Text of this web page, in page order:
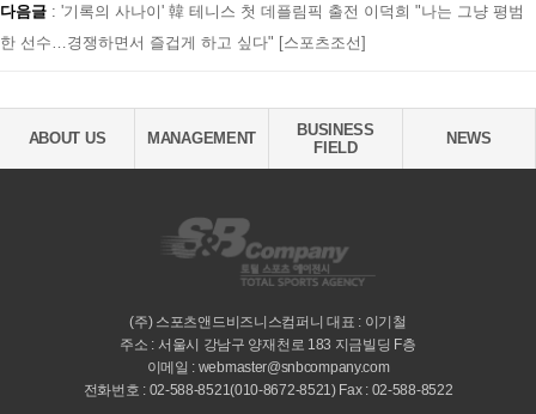
다음글 : '기록의 사나이' 韓 테니스 첫 데플림픽 출전 이덕희 "나는 그냥 평범
한 선수…경쟁하면서 즐겁게 하고 싶다" [스포츠조선]
ABOUT US MANAGEMENT
BUSINESS
FIELD
NEWS
(주) 스포츠앤드비즈니스컴퍼니 대표 : 이기철
주소 : 서울시 강남구 양재천로 183 지금빌딩 F층
이메일 : webmaster@snbcompany.com
전화번호 : 02-588-8521(010-8672-8521) Fax : 02-588-8522